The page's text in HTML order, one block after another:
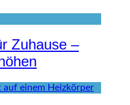
Zuhause –